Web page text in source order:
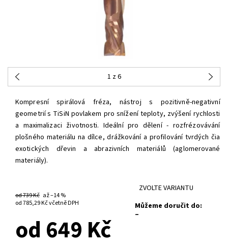
1 z 6
Kompresní spirálová fréza, nástroj s pozitivně-negativní
geometriís TiSiN povlakem pro snížení teploty, zvýšení rychlosti
a maximalizaci životnosti. Ideální pro dělení - rozfrézovávání
plošného materiálu na dílce, drážkování a profilování tvrdých čia
exotických dřevin a abrazivních materiálů (aglomerované
materiály).
od 739 Kč až–14 %
od 785,29 Kčvčetně DPH
ZVOLTE VARIANTU
Můžeme doručit do:
–
od 649 Kč